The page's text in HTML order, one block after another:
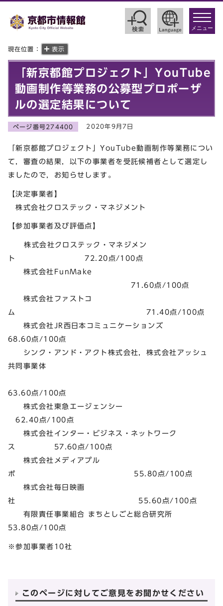
toggle
メニュー
現在位置： 表示
「新京都館プロジェクト」YouTube
動画制作等業務の公募型プロポーザ
ルの選定結果について
ページ番号274400 2020年9月7日
「新京都館プロジェクト」YouTube動画制作等業務につい
て，審査の結果，以下の事業者を受託候補者として選定し
ましたので，お知らせします。
【決定事業者】
株式会社クロステック・マネジメント
【参加事業者及び評価点】
株式会社クロステック・マネジメン
ト 72.20点/100点
株式会社FunMake
71.60点/100点
株式会社ファストコ
ム 71.40点/100点
株式会社JR西日本コミュニケーションズ
68.60点/100点
シンク・アンド・アクト株式会社，株式会社アッシュ
共同事業体
63.60点/100点
株式会社東急エージェンシー
62.40点/100点
株式会社インター・ビジネス・ネットワーク
ス 57.60点/100点
株式会社メディアプル
ポ 55.80点/100点
株式会社毎日映画
社 55.60点/100点
有限責任事業組合 まちとしごと総合研究所
53.80点/100点
※参加事業者10社
このページに対してご意見をお聞かせください